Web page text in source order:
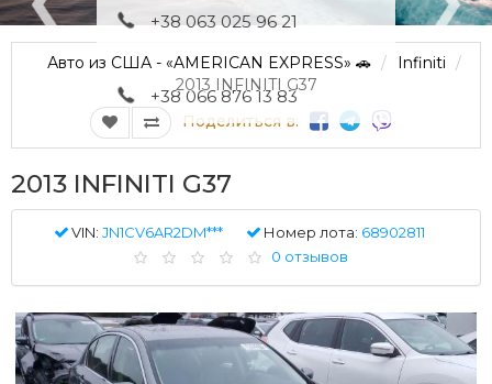
+38 063 025 96 21
+38 066 876 13 83
Авто из США - «AMERICAN EXPRESS» 🚗
Infiniti
2013 INFINITI G37
Поделиться в:
2013 INFINITI G37
VIN: JN1CV6AR2DM*** Номер лота: 68902811
0 отзывов